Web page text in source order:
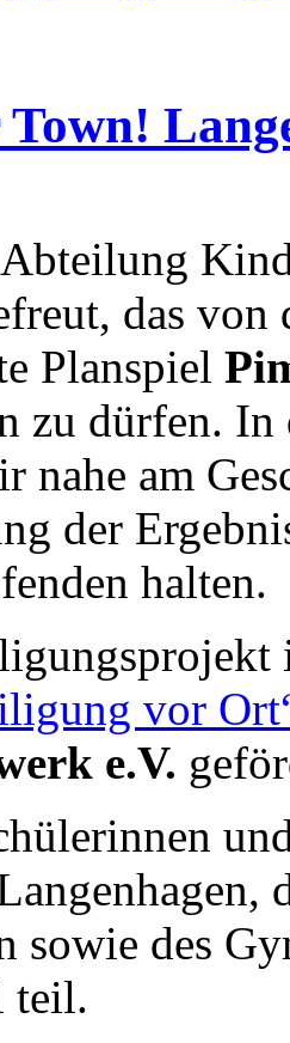
das
Planspiel
zu dürfen. In
nahe am
der
halten.
vor
e.V.
sowie des
teil.